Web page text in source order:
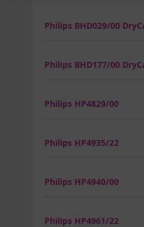
Philips BHD029/00
Philips BHD177/00
Philips HP4829/00
Philips HP4935/22
Philips HP4940/00
Philips HP4961/22